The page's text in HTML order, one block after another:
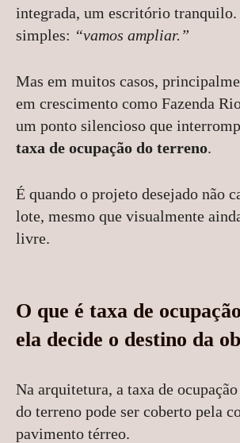
integrada, um escritório tranquilo.
simples: “vamos ampliar.”
Mas em muitos casos,
em crescimento como Fazenda
um ponto silencioso que
taxa de ocupação do terreno.
É quando o projeto desejado não
lote, mesmo que visualmente
livre.
O que é taxa de
ela decide o destino da
Na arquitetura, a taxa de
do terreno pode ser coberto pela
pavimento térreo.